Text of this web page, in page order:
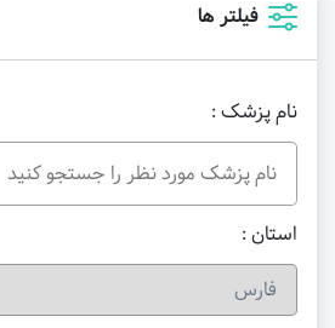
فیلتر ها
نام پزشک :
استان :